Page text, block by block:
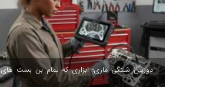
دوربین شلنگی ماری؛ ابزاری که تمام بن بست های